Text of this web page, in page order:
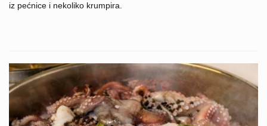
iz pećnice i nekoliko krumpira.